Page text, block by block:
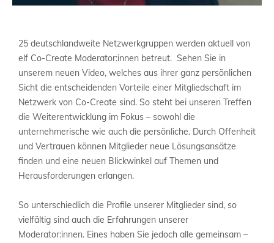
25 deutschlandweite Netzwerkgruppen werden aktuell von
elf Co-Create Moderator:innen betreut. Sehen Sie in
unserem neuen Video, welches aus ihrer ganz persönlichen
Sicht die entscheidenden Vorteile einer Mitgliedschaft im
Netzwerk von Co-Create sind. So steht bei unseren Treffen
die Weiterentwicklung im Fokus – sowohl die
unternehmerische wie auch die persönliche. Durch Offenheit
und Vertrauen können Mitglieder neue Lösungsansätze
finden und eine neuen Blickwinkel auf Themen und
Herausforderungen erlangen.
So unterschiedlich die Profile unserer Mitglieder sind, so
vielfältig sind auch die Erfahrungen unserer
Moderator:innen. Eines haben Sie jedoch alle gemeinsam –